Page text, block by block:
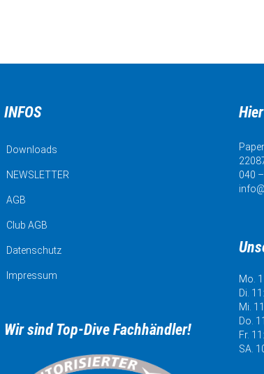
INFOS
Downloads
NEWSLETTER
AGB
Club AGB
Datenschutz
Impressum
Wir sind Top-Dive Fachhändler!
040
Mo.
Di.
Mi.
Do.
Fr.
SA.